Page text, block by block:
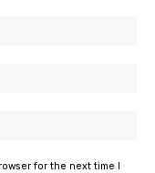
for the next time I